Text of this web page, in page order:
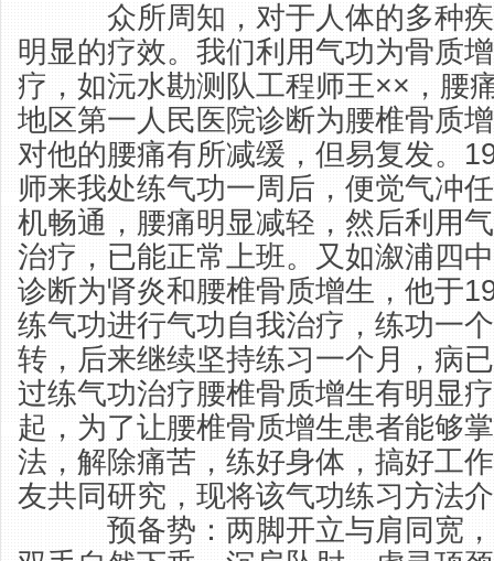
众所周知，对于人体的多种疾
明显的疗效。我们利用气功为骨质
疗，如沅水勘测队工程师王××，腰
地区第一人民医院诊断为腰椎骨质
对他的腰痛有所减缓，但易复发。
师来我处练气功一周后，便觉气冲
机畅通，腰痛明显减轻，然后利用
治疗，已能正常上班。又如溆浦四
诊断为肾炎和腰椎骨质增生，他于
练气功进行气功自我治疗，练功一
转，后来继续坚持练习一个月，病
过练气功治疗腰椎骨质增生有明显
起，为了让腰椎骨质增生患者能够
法，解除痛苦，练好身体，搞好工
友共同研究，现将该气功练习方法
预备势：两脚开立与肩同宽，